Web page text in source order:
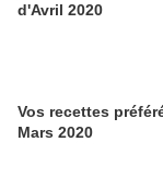
d'Avril 2020
Vos recettes
Mars 2020